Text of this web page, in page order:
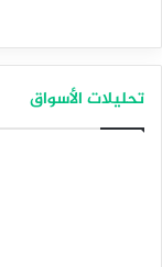
تحليلات الأسواق